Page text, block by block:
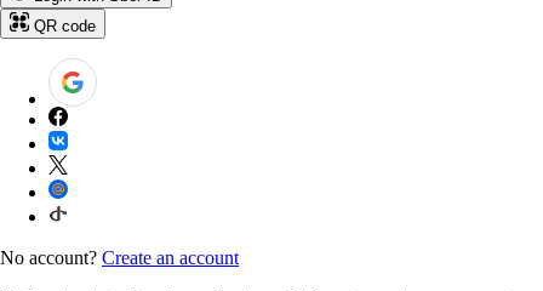
QR code
No account? Create an account